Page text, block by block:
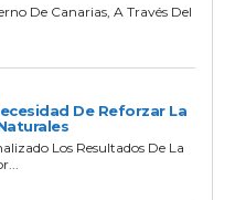
De Canarias, A Través Del
De Reforzar La
Los Resultados De La